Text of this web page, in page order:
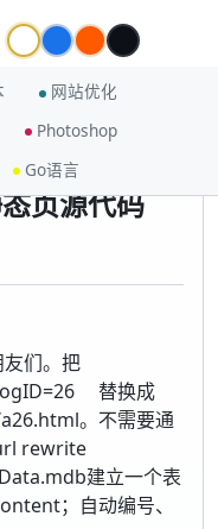
网站优化
Photoshop
Go语言
态页源代码
页源代码
们。把
替换成
。不需要通
rewrite
建立一个表
；自动编号、